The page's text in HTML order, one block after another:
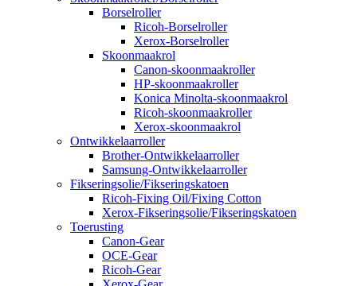
Borselroller
Ricoh-Borselroller
Xerox-Borselroller
Skoonmaakrol
Canon-skoonmaakroller
HP-skoonmaakroller
Konica Minolta-skoonmaakrol
Ricoh-skoonmaakroller
Xerox-skoonmaakrol
Ontwikkelaarroller
Brother-Ontwikkelaarroller
Samsung-Ontwikkelaarroller
Fikseringsolie/Fikseringskatoen
Ricoh-Fixing Oil/Fixing Cotton
Xerox-Fikseringsolie/Fikseringskatoen
Toerusting
Canon-Gear
OCE-Gear
Ricoh-Gear